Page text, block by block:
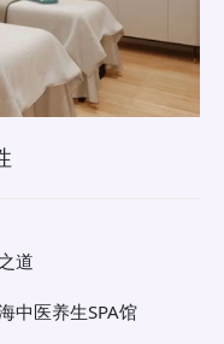
道
中医养生SPA馆